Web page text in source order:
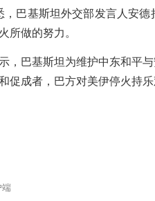
，巴基斯坦外交部发言人安
所做的努力。
，巴基斯坦为维护中东和平
促成者，巴方对美伊停火持
端